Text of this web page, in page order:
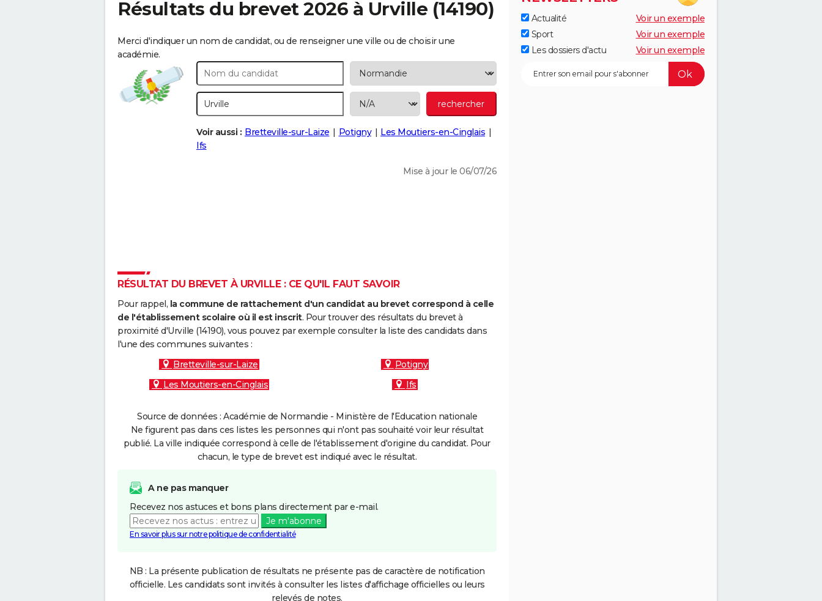
Résultats du brevet 2026 à Urville (14190)
Merci d'indiquer un nom de candidat, ou de renseigner une ville ou de choisir une
académie.
Voir aussi : Bretteville-sur-Laize Potigny
Les Moutiers-en-Cinglais
Ifs
Mise à jour le 06/07/26
RÉSULTAT DU BREVET À URVILLE : CE QU'IL FAUT SAVOIR
Pour rappel, la commune de rattachement d'un candidat au brevet correspond à celle
de l'établissement scolaire où il est inscrit. Pour trouver des résultats du brevet à
proximité d'Urville (14190), vous pouvez par exemple consulter la liste des candidats dans
l'une des communes suivantes :
Bretteville-sur-Laize
Potigny
Les Moutiers-en-Cinglais
Ifs
Source de données : Académie de Normandie - Ministère de l'Education nationale
Ne figurent pas dans ces listes les personnes qui n'ont pas souhaité voir leur résultat
publié. La ville indiquée correspond à celle de l'établissement d'origine du candidat. Pour
chacun, le type de brevet est indiqué avec le résultat.
A ne pas manquer
Recevez nos astuces et bons plans directement par e-mail.
Je m'abonne
En savoir plus sur notre politique de confidentialité
NB : La présente publication de résultats ne présente pas de caractère de notification
officielle. Les candidats sont invités à consulter les listes d'affichage officielles ou leurs
relevés de notes.
Actualité
Voir un exemple
Sport
Voir un exemple
Les dossiers d'actu
Voir un exemple